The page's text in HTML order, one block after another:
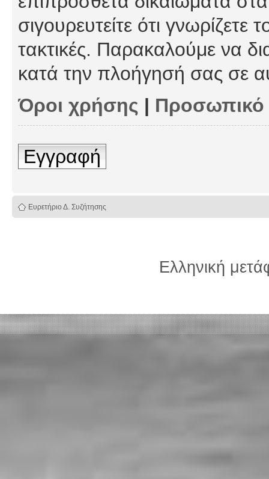
σιγουρευτείτε ότι γνωρίζετε
τακτικές. Παρακαλούμε να
κατά την πλοήγησή σας σε
Όροι χρήσης |
Εγγραφή
Ευρετήριο Δ. Συζήτησης
Ελληνική